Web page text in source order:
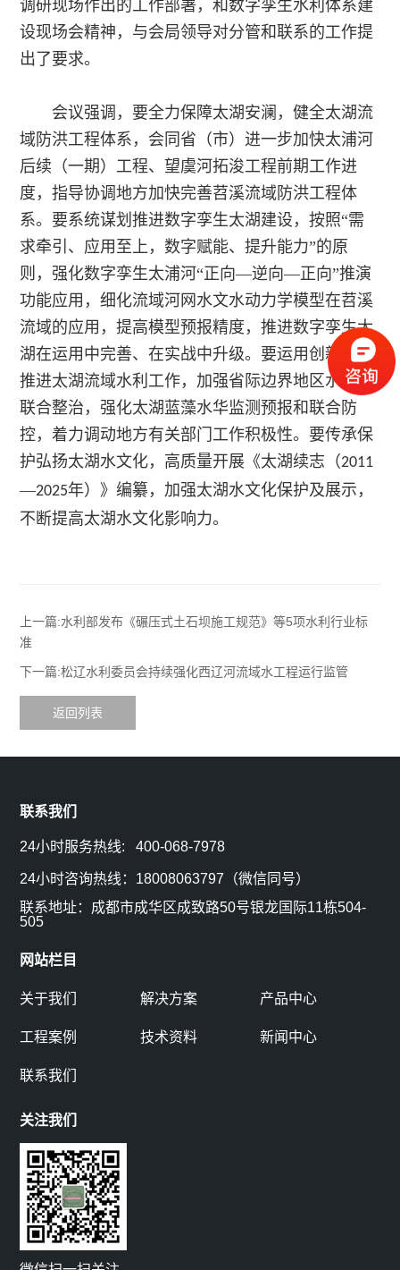
誉
作
伙
伴
利
水
电
智
慧
城
智
慧
灌
道
监
测
料
新
闻
中
心
公
司
新
闻
行
业
问
联
系
我
们
加
在
线
言
方
调研现场作出的工作部署，和数字孪生水利体系建
设现场会精神，与会局领导对分管和联系的工作提
出了要求。
会议强调，要全力保障太湖安澜，健全太湖流
域防洪工程体系，会同省（市）进一步加快太浦河
后续（一期）工程、望虞河拓浚工程前期工作进
度，指导协调地方加快完善苕溪流域防洪工程体
系。要系统谋划推进数字孪生太湖建设，按照“需
求牵引、应用至上，数字赋能、提升能力”的原
则，强化数字孪生太浦河“正向—逆向—正向”推演
功能应用，细化流域河网水文水动力学模型在苕溪
流域的应用，提高模型预报精度，推进数字孪生太
湖在运用中完善、在实战中升级。要运用创新思维
推进太湖流域水利工作，加强省际边界地区水葫芦
联合整治，强化太湖蓝藻水华监测预报和联合防
控，着力调动地方有关部门工作积极性。要传承保
护弘扬太湖水文化，高质量开展《太湖续志（2011
—2025年）》编纂，加强太湖水文化保护及展示，
不断提高太湖水文化影响力。
上一篇:水利部发布《碾压式土石坝施工规范》等5项水利行业标
准
下一篇:松辽水利委员会持续强化西辽河流域水工程运行监管
返回列表
联系我们
24小时服务热线: 400-068-7978
24小时咨询热线：18008063797（微信同号）
联系地址：成都市成华区成致路50号银龙国际11栋504-
505
网站栏目
关于我们 解决方案 产品中心
工程案例 技术资料 新闻中心
联系我们
关注我们